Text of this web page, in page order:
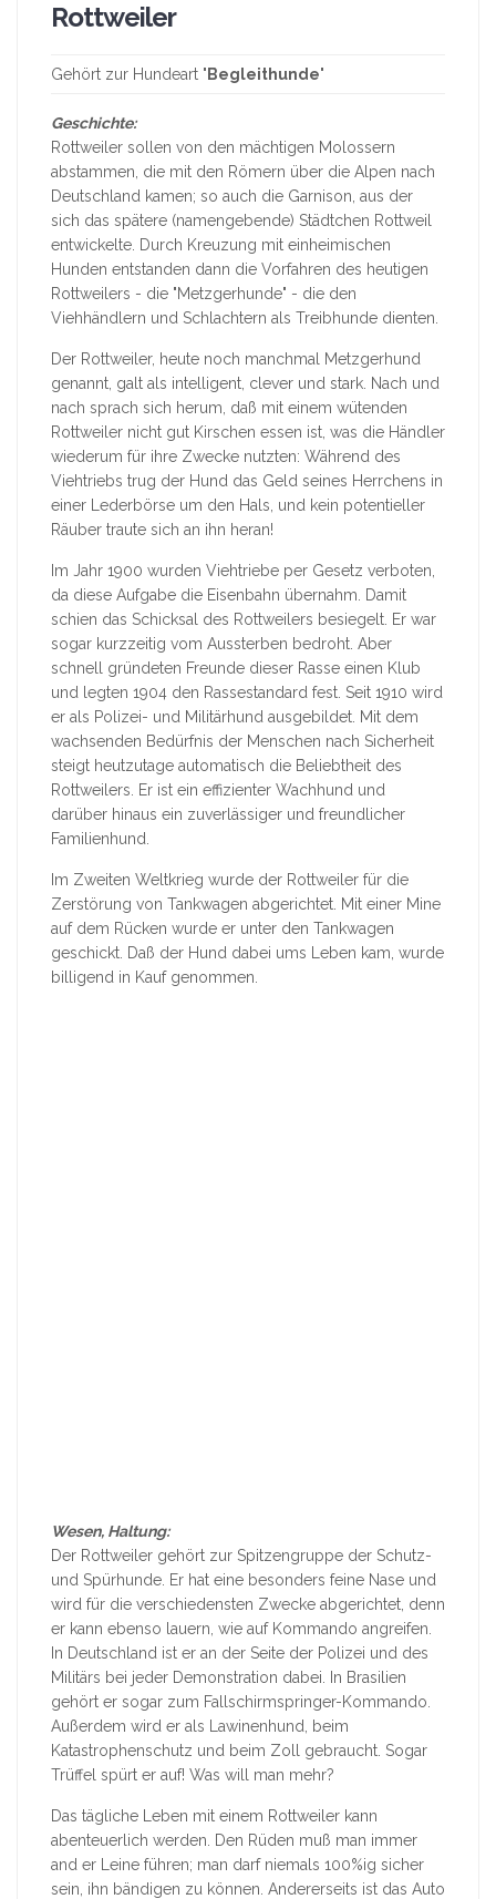
Rottweiler
Gehört zur Hundeart " Begleithunde"
Geschichte:
Rottweiler sollen von den mächtigen Molossern
abstammen, die mit den Römern über die Alpen nach
Deutschland kamen; so auch die Garnison, aus der
sich das spätere (namengebende) Städtchen Rottweil
entwickelte. Durch Kreuzung mit einheimischen
Hunden entstanden dann die Vorfahren des heutigen
Rottweilers - die "Metzgerhunde" - die den
Viehhändlern und Schlachtern als Treibhunde dienten.
Der Rottweiler, heute noch manchmal Metzgerhund
genannt, galt als intelligent, clever und stark. Nach und
nach sprach sich herum, daß mit einem wütenden
Rottweiler nicht gut Kirschen essen ist, was die Händler
wiederum für ihre Zwecke nutzten: Während des
Viehtriebs trug der Hund das Geld seines Herrchens in
einer Lederbörse um den Hals, und kein potentieller
Räuber traute sich an ihn heran!
Im Jahr 1900 wurden Viehtriebe per Gesetz verboten,
da diese Aufgabe die Eisenbahn übernahm. Damit
schien das Schicksal des Rottweilers besiegelt. Er war
sogar kurzzeitig vom Aussterben bedroht. Aber
schnell gründeten Freunde dieser Rasse einen Klub
und legten 1904 den Rassestandard fest. Seit 1910 wird
er als Polizei- und Militärhund ausgebildet. Mit dem
wachsenden Bedürfnis der Menschen nach Sicherheit
steigt heutzutage automatisch die Beliebtheit des
Rottweilers. Er ist ein effizienter Wachhund und
darüber hinaus ein zuverlässiger und freundlicher
Familienhund.
Im Zweiten Weltkrieg wurde der Rottweiler für die
Zerstörung von Tankwagen abgerichtet. Mit einer Mine
auf dem Rücken wurde er unter den Tankwagen
geschickt. Daß der Hund dabei ums Leben kam, wurde
billigend in Kauf genommen.
Wesen, Haltung:
Der Rottweiler gehört zur Spitzengruppe der Schutz-
und Spürhunde. Er hat eine besonders feine Nase und
wird für die verschiedensten Zwecke abgerichtet, denn
er kann ebenso lauern, wie auf Kommando angreifen.
In Deutschland ist er an der Seite der Polizei und des
Militärs bei jeder Demonstration dabei. In Brasilien
gehört er sogar zum Fallschirmspringer-Kommando.
Außerdem wird er als Lawinenhund, beim
Katastrophenschutz und beim Zoll gebraucht. Sogar
Trüffel spürt er auf! Was will man mehr?
Das tägliche Leben mit einem Rottweiler kann
abenteuerlich werden. Den Rüden muß man immer
and er Leine führen; man darf niemals 100%ig sicher
sein, ihn bändigen zu können. Andererseits ist das Auto